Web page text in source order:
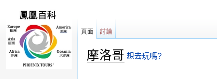
摩洛哥 想去玩嗎?
頁面 討論